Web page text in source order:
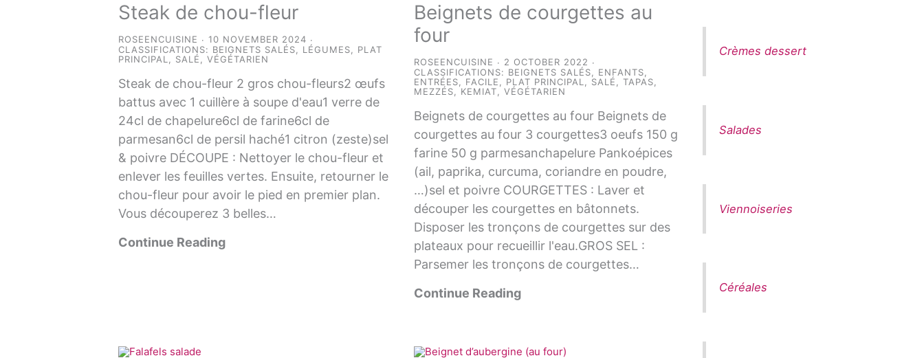
Steak de chou-fleur
ROSEENCUISINE
10 NOVEMBER 2024
CLASSIFICATIONS: BEIGNETS SALÉS, LÉGUMES, PLAT
PRINCIPAL, SALÉ,VÉGÉTARIEN
Steak de chou-fleur 2 gros chou-fleurs2 œufs
battus avec 1 cuillère à soupe d'eau1 verre de
24cl de chapelure6cl de farine6cl de
parmesan6cl de persil haché1 citron (zeste)sel
& poivre DÉCOUPE : Nettoyer le chou-fleur et
enlever les feuilles vertes. Ensuite, retourner le
chou-fleur pour avoir le pied en premier plan.
Vous découperez 3 belles…
Continue Reading
Beignets de courgettes au
four
ROSEENCUISINE
2 OCTOBER 2022
CLASSIFICATIONS: BEIGNETS SALÉS, ENFANTS,
ENTRÉES, FACILE, PLAT PRINCIPAL, SALÉ,TAPAS,
MEZZÉS, KEMIAT,VÉGÉTARIEN
Beignets de courgettes au four Beignets de
courgettes au four 3 courgettes3 oeufs 150 g
farine 50 g parmesanchapelure Pankoépices
(ail, paprika, curcuma, coriandre en poudre,
…)sel et poivre COURGETTES : Laver et
découper les courgettes en bâtonnets.
Disposer les tronçons de courgettes sur des
plateaux pour recueillir l'eau.GROS SEL :
Parsemer les tronçons de courgettes…
Continue Reading
Crèmes dessert
Salades
Viennoiseries
Céréales